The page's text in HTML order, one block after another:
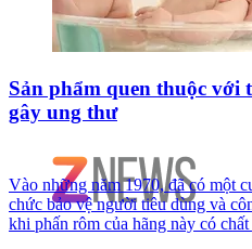
Sản phẩm quen thuộc với
gây ung thư
Vào những năm 1970, đã có một
chức bảo vệ người tiêu dùng và
khi phấn rôm của hãng này có